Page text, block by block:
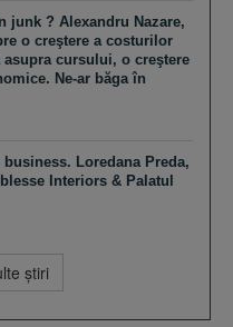
junk ? Alexandru Nazare,
o creştere a costurilor
cursului, o creştere
Ne-ar băga în
Loredana Preda,
Interiors & Palatul
ştiri